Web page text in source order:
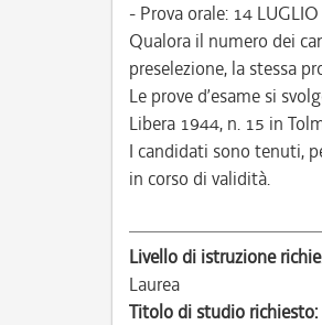
- Prova orale: 14
Qualora il numero dei
preselezione, la stessa
Le prove d’esame si
Libera 1944, n. 15 in
I candidati sono tenuti,
in corso di validità.
Livello di istruzione
Laurea
Titolo di studio richiesto: